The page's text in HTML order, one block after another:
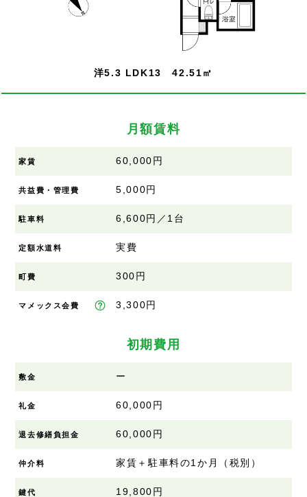
洋5.3 LDK13 42.51㎡
月額賃料
家賃 60,000円
共益費・管理費 5,000円
駐車料 6,600円／1台
定額水道料 実費
町費 300円
マメックス会費 3,300円
初期費用
敷金 ー
礼金 60,000円
退去修繕負担金 60,000円
仲介料 家賃＋駐車料の1か月（税別）
鍵代 19,800円